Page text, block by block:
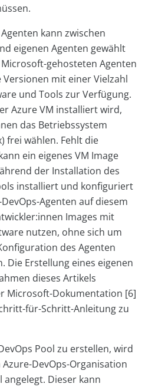
kann zwischen
eigenen Agenten gewählt
gehosteten Agenten
mit einer Vielzahl
und Tools zur Verfügung.
Azure VM installiert wird,
das Betriebssystem
frei wählen. Fehlt die
ein eigenes VM Image
der Installation des
installiert und konfiguriert
Agenten auf diesem
Images mit
nutzen, ohne sich um
des Agenten
Die Erstellung eines eigenen
dieses Artikels
Microsoft-Dokumentation [6]
für-Schritt-Anleitung zu
Pool zu erstellen, wird
DevOps-Organisation
angelegt. Dieser kann